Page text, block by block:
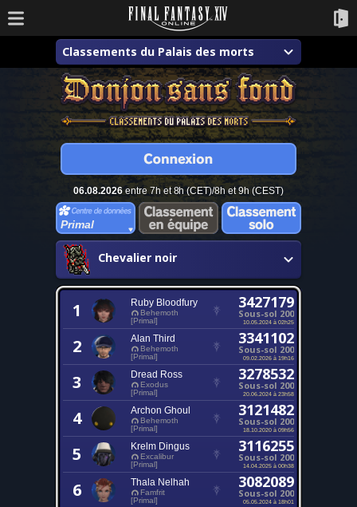
Classements du Palais des morts
06.08.2026entre 7h et 8h (CET)/8h et 9h (CEST)
Primal
Chevalier noir
1 Ruby Bloodfury
Behemoth
[Primal]
3427179
Sous-sol 200
10.05.2024 à 02h25
2 Alan Third
Behemoth
[Primal]
3341102
Sous-sol 200
09.02.2026 à 19h16
3 Dread Ross
Exodus
[Primal]
3278532
Sous-sol 200
20.06.2024 à 23h58
4 Archon Ghoul
Behemoth
[Primal]
3121482
Sous-sol 200
18.10.2020 à 09h56
5 Krelm Dingus
Excalibur
[Primal]
3116255
Sous-sol 200
14.04.2025 à 00h38
6 Thala Nelhah
Famfrit
[Primal]
3082089
Sous-sol 200
05.05.2024 à 18h01